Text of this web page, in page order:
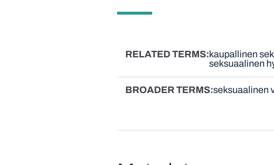
RELATED TERMS kaupallinen
seksuaalinen
BROADER TERMS seksuaalinen